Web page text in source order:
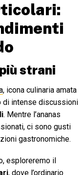
strani
, icona culinaria amata
di intense discussioni
. Mentre l’ananas
ci sono gusti
gastronomiche.
esploreremo il
, dove l’ordinario